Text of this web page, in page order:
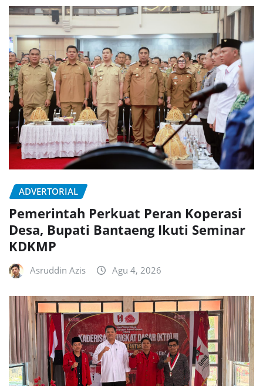
ADVERTORIAL
Pemerintah Perkuat Peran Koperasi
Desa, Bupati Bantaeng Ikuti Seminar
KDKMP
Asruddin Azis Agu 4, 2026